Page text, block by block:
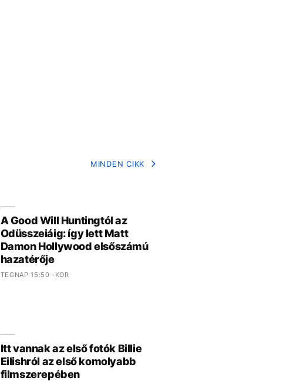
MINDEN CIKK
A Good Will Huntingtól az
Odüsszeiáig: így lett Matt
Damon Hollywood elsőszámú
hazatérője
TEGNAP 15:50 -KOR
Itt vannak az első fotók Billie
Eilishról az első komolyabb
filmszerepében